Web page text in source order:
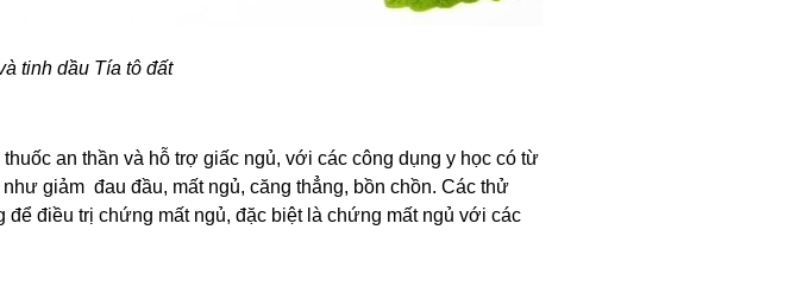
tinh dầu Tía tô đất
an thần và hỗ trợ giấc ngủ, với các công dụng y học có từ
giảm đau đầu, mất ngủ, căng thẳng, bồn chồn. Các thử
điều trị chứng mất ngủ, đặc biệt là chứng mất ngủ với các